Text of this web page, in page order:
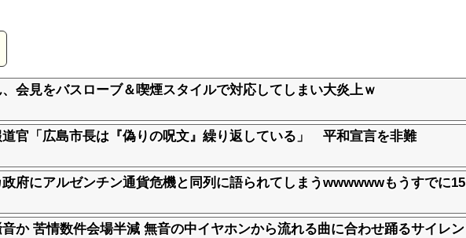
会見をバスローブ＆喫煙スタイルで対応してしまい大炎上ｗ
道官「広島市長は『偽りの呪文』繰り返している」 平和宣言を非難
政府にアルゼンチン通貨危機と同列に語られてしまうwwwwwwもうすでに15
音か 苦情数件会場半減 無音の中イヤホンから流れる曲に合わせ踊るサイレン